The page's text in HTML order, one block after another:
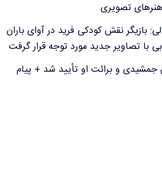
تصویری
بازیگر نقش کودکی فرید در آوای باران
و برائت او تأیید شد + پیام